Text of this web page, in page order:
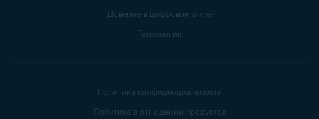
Доверие в цифровом мире
Технология
Политика конфиденциальности
Политика в отношении продуктов